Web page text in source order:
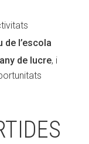
de l’escola
de lucre, i